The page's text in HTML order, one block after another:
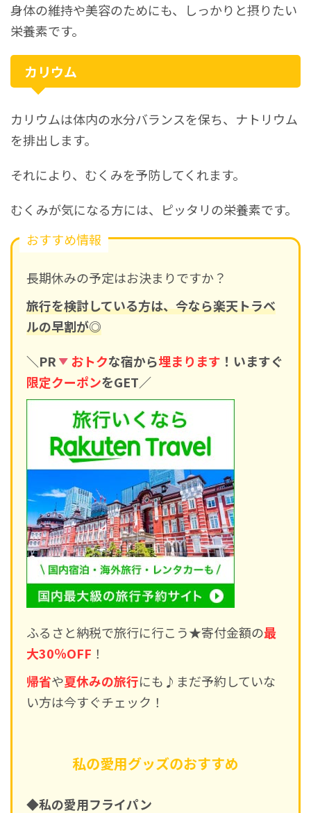
身体の維持や美容のためにも、しっかりと摂りたい
栄養素です。
カリウム
カリウムは体内の水分バランスを保ち、ナトリウム
を排出します。
それにより、むくみを予防してくれます。
むくみが気になる方には、ピッタリの栄養素です。
おすすめ情報
長期休みの予定はお決まりですか？
旅行を検討している方は、今なら楽天トラベ
ルの早割が◎
＼PR
おトクな宿から埋まります ！いますぐ
限定クーポンをGET／
ふるさと納税で旅行に行こう★寄付金額の最
大30％OFF ！
帰省や夏休みの旅行にも♪まだ予約していな
い方は今すぐチェック！
私の愛用グッズのおすすめ
◆私の愛用フライパン